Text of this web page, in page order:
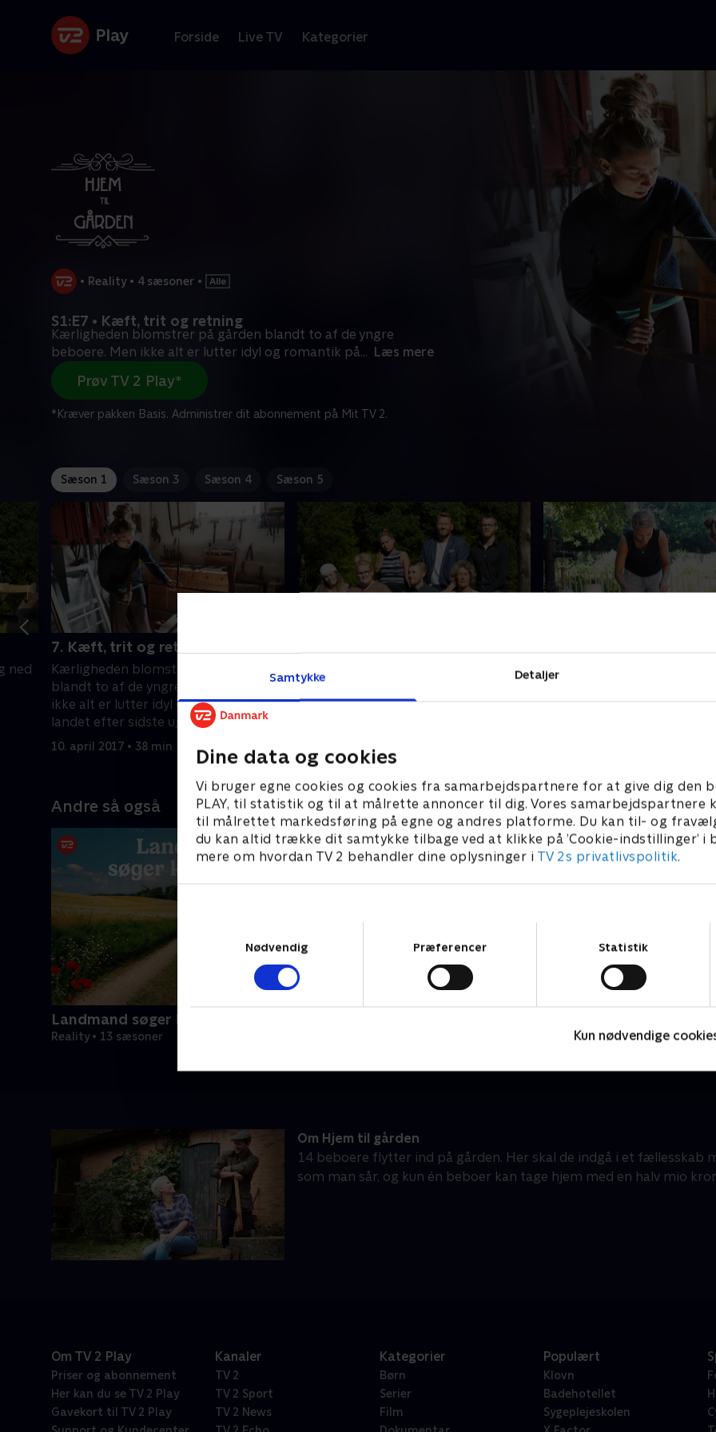
Samtykke Detaljer
Dine data og cookies
Vi bruger egne cookies og cookies fra samarbejdspartnere for at give dig den
PLAY, til statistik og til at målrette annoncer til dig. Vores samarbejdspartnere
til målrettet markedsføring på egne og andres platforme. Du kan til- og
du kan altid trække dit samtykke tilbage ved at klikke på ’Cookie-indstillinger’ i
mere om hvordan TV 2 behandler dine oplysninger i TV 2s privatlivspolitik.
Nødvendig
Præferencer Statistik
Kun nødvendige
Forside Live TV Kategorier
• Reality • 4 sæsoner •
S1:E7 • Kæft, trit og retning
Kærligheden blomstrer på gården blandt to af de yngre
beboere. Men ikke alt er lutter idyl og romantik på... Læs mere
Prøv TV 2 Play*
*Kræver pakken Basis. Administrer dit abonnement på Mit TV 2.
Sæson 1 Sæson 3 Sæson 4 Sæson 5
ned
7. Kæft, trit og retning
Kærligheden blomstrer på gården
blandt to af de yngre beboere. Men
ikke alt er lutter idyl og romantik på
landet efter sidste uges tvekamp.
10. april 2017 • 38 min
Som en del af ugeopgaven udvider
gården sin besætning af dyr med
nogle livlige får. Formår beboerne at
10. april 2017 • 24 min
En del af beboerne er
Andre så også
Landmand søger kærlighed
Reality • 13 sæsoner
Om Hjem til gården
14 beboere flytter ind på gården. Her skal de indgå i et fællesskab
som man sår, og kun én beboer kan tage hjem med en halv mio
Om TV 2 Play
Priser og abonnement
Her kan du se TV 2 Play
Gavekort til TV 2 Play
Kanaler
TV 2
TV 2 Sport
TV 2 News
Kategorier
Børn
Serier
Film
Populært
Klovn
Badehotellet
Sygeplejeskolen